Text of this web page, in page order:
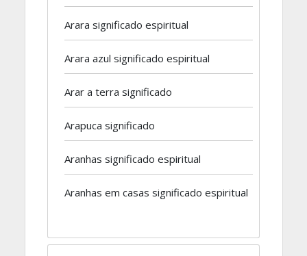
Arara significado espiritual
Arara azul significado espiritual
Arar a terra significado
Arapuca significado
Aranhas significado espiritual
Aranhas em casas significado espiritual